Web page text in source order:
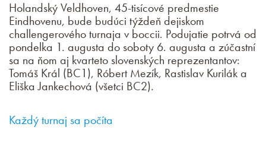
Holandský Veldhoven, 45-tisícové predmestie
Eindhovenu, bude budúci týždeň dejiskom
challengerového turnaja v boccii. Podujatie potrvá od
pondelka 1. augusta do soboty 6. augusta a zúčastní
sa na ňom aj kvarteto slovenských reprezentantov:
Tomáš Král (BC1), Róbert Mezík, Rastislav Kurilák a
Eliška Jankechová (všetci BC2).
Každý turnaj sa počíta